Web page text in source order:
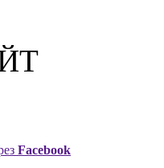
Facebook